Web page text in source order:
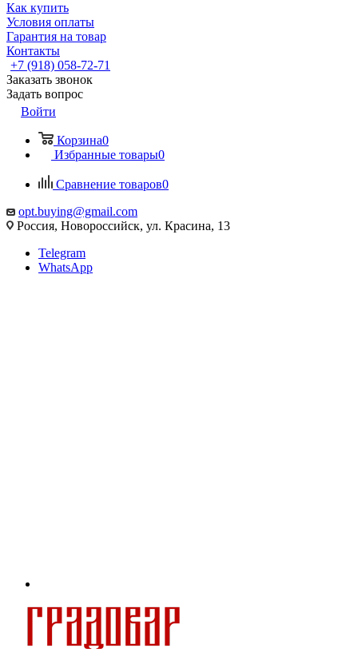
Как купить
Условия оплаты
Гарантия на товар
Контакты
+7 (918) 058-72-71
Заказать звонок
Задать вопрос
Войти
Корзина0
Избранные товары0
Сравнение товаров0
opt.buying@gmail.com
Россия, Новороссийск, ул. Красина, 13
Telegram
WhatsApp